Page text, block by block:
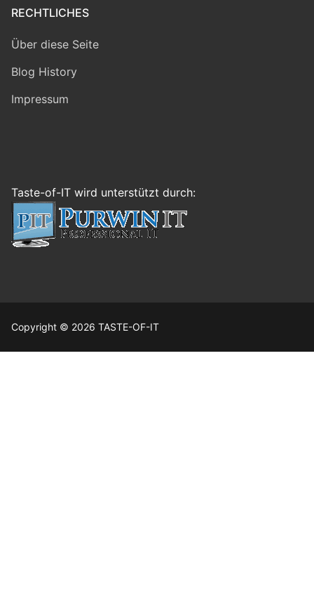
RECHTLICHES
Über diese Seite
Blog History
Impressum
Taste-of-IT wird unterstützt durch:
Copyright © 2026 TASTE-OF-IT